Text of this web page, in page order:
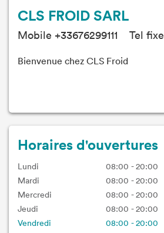
CLS FROID SARL
Mobile +33676299111 Tel fixe
Bienvenue chez CLS Froid
Horaires d'ouvertures
Lundi
08:00 - 20:00
Mardi
08:00 - 20:00
Mercredi
08:00 - 20:00
Jeudi
08:00 - 20:00
Vendredi
08:00 - 20:00